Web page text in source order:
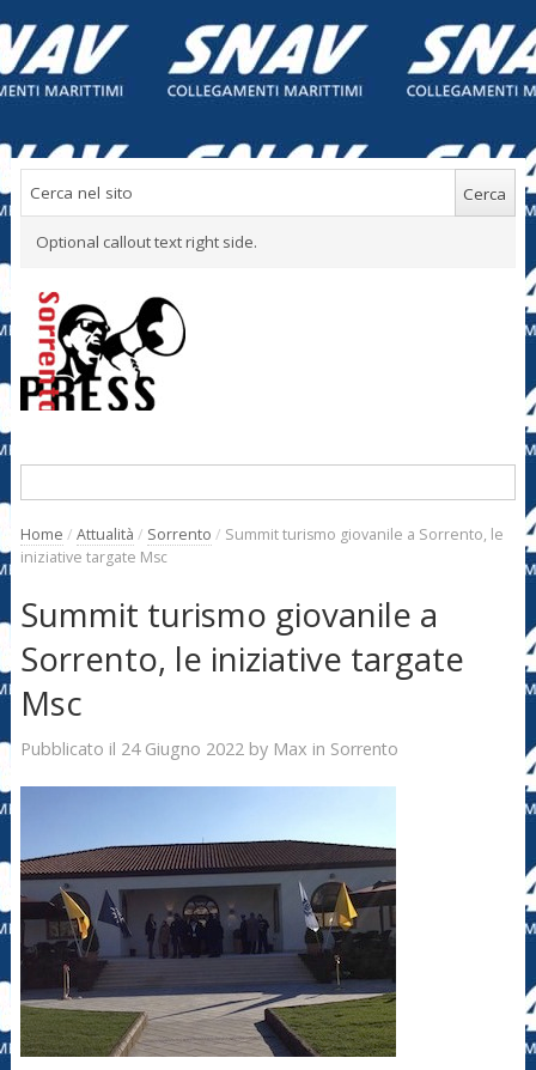
Optional callout text right side.
Home / Attualità / Sorrento / Summit turismo giovanile a Sorrento, le
iniziative targate Msc
Summit turismo giovanile a
Sorrento, le iniziative targate
Msc
Pubblicato il 24 Giugno 2022by Max in Sorrento